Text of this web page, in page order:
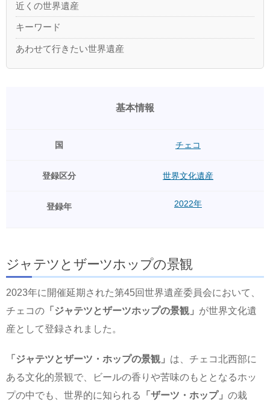
近くの世界遺産
キーワード
あわせて行きたい世界遺産
基本情報
国 チェコ
登録区分 世界文化遺産
登録年 2022年
ジャテツとザーツホップの景観
2023年に開催延期された第45回世界遺産委員会において、
チェコの 「ジャテツとザーツホップの景観」 が世界文化遺
産として登録されました。
「ジャテツとザーツ・ホップの景観」 は、チェコ北西部に
ある文化的景観で、ビールの香りや苦味のもととなるホッ
プの中でも、世界的に知られる
「ザーツ・ホップ」 の栽